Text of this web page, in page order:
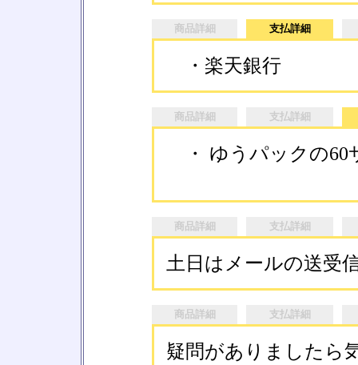
商品詳細 支払詳細
・楽天銀行
商品詳細 支払詳細
・ ゆうパックの60
商品詳細 支払詳細
土日はメールの送受
商品詳細 支払詳細
疑問がありましたら